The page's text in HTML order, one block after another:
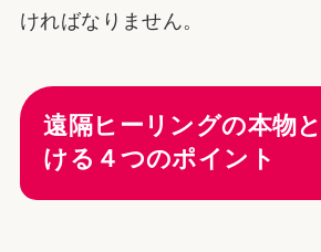
ければなりません。
遠隔ヒーリングの本物
ける４つのポイント